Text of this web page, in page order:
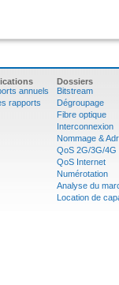
annuels
rapports
Dossiers
Bitstream
Dégroupage
Fibre optique
Interconnexion
Nommage &
QoS 2G/3G/4G
QoS Internet
Numérotation
Analyse du
Location de